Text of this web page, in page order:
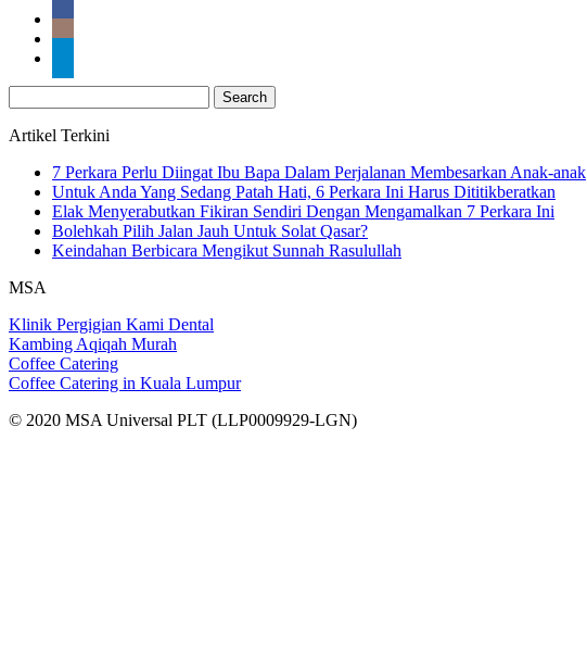
for:
Artikel Terkini
7 Perkara Perlu Diingat Ibu Bapa Dalam Perjalanan Membesarkan Anak-anak
Untuk Anda Yang Sedang Patah Hati, 6 Perkara Ini Harus Dititikberatkan
Elak Menyerabutkan Fikiran Sendiri Dengan Mengamalkan 7 Perkara Ini
Bolehkah Pilih Jalan Jauh Untuk Solat Qasar?
Keindahan Berbicara Mengikut Sunnah Rasulullah
MSA
Klinik Pergigian Kami Dental
Kambing Aqiqah Murah
Coffee Catering
Coffee Catering in Kuala Lumpur
© 2020 MSA Universal PLT (LLP0009929-LGN)